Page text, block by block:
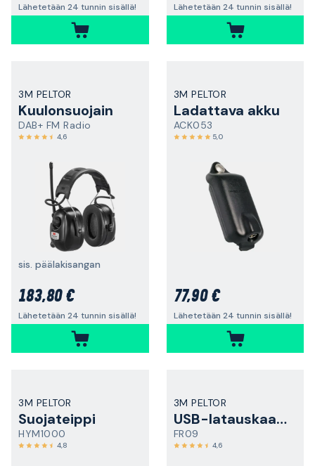
Lähetetään 24 tunnin sisällä! Lähetetään 24 tunnin sisällä!
3M PELTOR
Kuulonsuojain
DAB+ FM Radio
4,6
sis. päälakisangan
183,80 €
Lähetetään 24 tunnin sisällä!
3M PELTOR
Ladattava akku
ACK053
5,0
77,90 €
Lähetetään 24 tunnin sisällä!
3M PELTOR
Suojateippi
HYM1000
4,8
3M PELTOR
USB-latauskaapeli
FR09
4,6